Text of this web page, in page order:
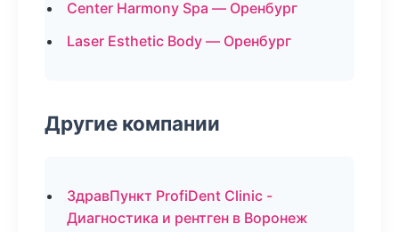
Center Harmony Spa — Оренбург
Laser Esthetic Body — Оренбург
Другие компании
ЗдравПункт ProfiDent Clinic -
Диагностика и рентген в Воронеж